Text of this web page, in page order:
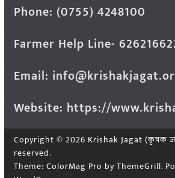
Phone: (0755) 4248100
Farmer Help Line-
Email:
Website: https://
Copyright © 2026 Krishak Jagat (कृषक
reserved.
Theme: ColorMag Pro by ThemeGrill.